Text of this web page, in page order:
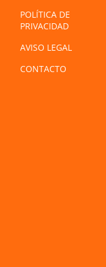
POLÍTICA DE
PRIVACIDAD
AVISO LEGAL
CONTACTO